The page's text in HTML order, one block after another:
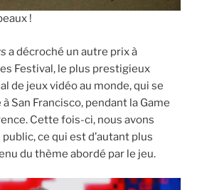
!
a décroché un autre prix à
Festival, le plus prestigieux
de jeux vidéo au monde, qui se
San Francisco, pendant la Game
Cette fois-ci, nous avons
ce qui est d’autant plus
du thème abordé par le jeu.